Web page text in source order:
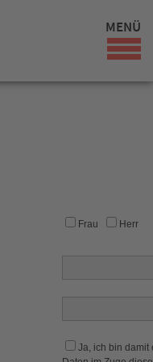
MENÜ
Frau Herr
Ja, ich bin damit